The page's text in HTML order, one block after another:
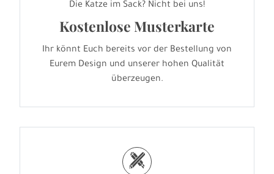
Die Katze im Sack? Nicht bei uns!
Kostenlose Musterkarte
Ihr könnt Euch bereits vor der Bestellung von
Eurem Design und unserer hohen Qualität
überzeugen.
h